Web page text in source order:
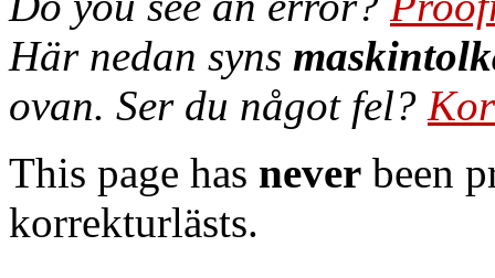
Här nedan syns
ovan. Ser du något fel?
This page has never been
korrekturlästs.